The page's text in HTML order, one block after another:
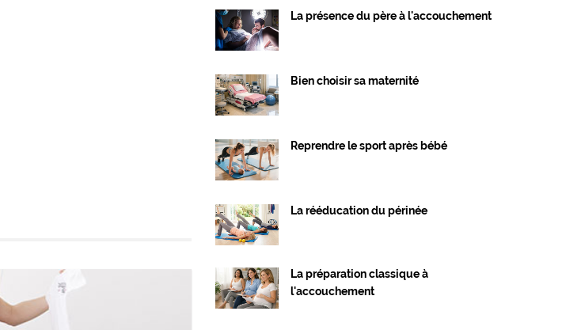
La présence du père à l'accouchement
Bien choisir sa maternité
Reprendre le sport après bébé
La rééducation du périnée
La préparation classique à
l'accouchement